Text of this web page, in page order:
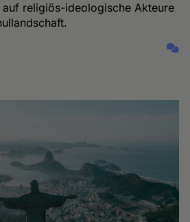
religiös-ideologische Akteure